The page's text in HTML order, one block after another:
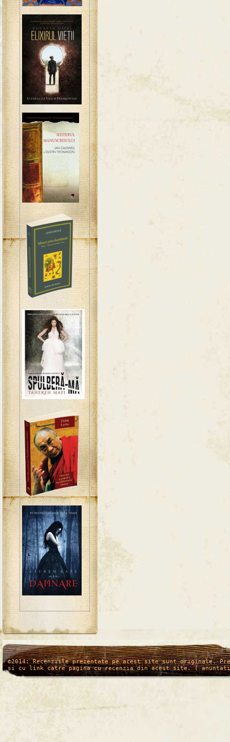
/* */
©2014: Recenziile prezentate pe acest site sunt originale.
si cu link catre pagina cu recenzia din acest site. (